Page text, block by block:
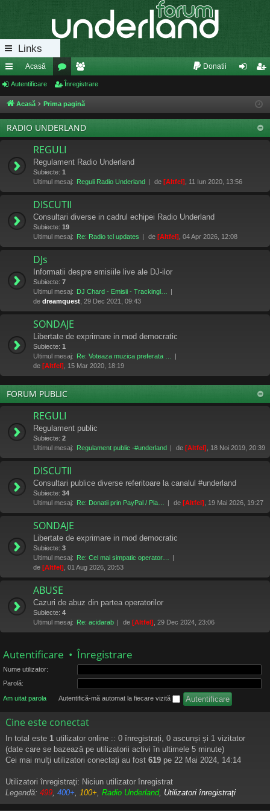
Links
eg
ăt
uri
ra
Acasă
or
u
m
uri
e
m
bri
Donatii
tifi
ca
eg
ist
ra
Autentificare Înregistrare
Acasă Prima pagină
RADIO UNDERLAND
REGULI
Regulament Radio Underland
Subiecte: 1
Ultimul mesaj: Reguli Radio Underland de [Altfel] , 11 Iun 2020, 13:56
DISCUTII
Consultari diverse in cadrul echipei Radio Underland
Subiecte: 19
Ultimul mesaj: Re: Radio tcl updates de [Altfel] , 04 Apr 2026, 12:08
DJs
Informatii despre emisiile live ale DJ-ilor
Subiecte: 7
Ultimul mesaj: DJ Chard - Emisii - Trackingl…
de dreamquest , 29 Dec 2021, 09:43
SONDAJE
Libertate de exprimare in mod democratic
Subiecte: 1
Ultimul mesaj: Re: Voteaza muzica preferata …
de [Altfel] , 15 Mar 2020, 18:19
FORUM PUBLIC
REGULI
Regulament public
Subiecte: 2
Ultimul mesaj: Regulament public -#underland de [Altfel] , 18 Noi 2019, 20:39
DISCUTII
Consultari publice diverse referitoare la canalul #underland
Subiecte: 34
Ultimul mesaj: Re: Donatii prin PayPal / Pla… de [Altfel] , 19 Mai 2026, 19:27
SONDAJE
Libertate de exprimare in mod democratic
Subiecte: 3
Ultimul mesaj: Re: Cel mai simpatic operator…
de [Altfel] , 01 Aug 2026, 20:53
ABUSE
Cazuri de abuz din partea operatorilor
Subiecte: 4
Ultimul mesaj: Re: acidarab de [Altfel] , 29 Dec 2024, 23:06
Autentificare •Înregistrare
Nume utilizator:
Parolă:
Am uitat parola Autentifică-mă automat la fiecare vizită
Cine este conectat
In total este 1 utilizator online :: 0 înregistrați, 0 ascunși și 1 vizitator
(date care se bazează pe utilizatorii activi în ultimele 5 minute)
Cei mai mulţi utilizatori conectaţi au fost 619 pe 22 Mai 2024, 14:14
Utilizatori înregistraţi: Niciun utilizator înregistrat
Legendă: 499, 400+, 100+, Radio Underland, Utilizatori înregistraţi